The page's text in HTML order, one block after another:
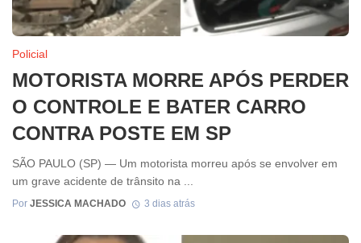
Policial
MOTORISTA MORRE APÓS PERDER
O CONTROLE E BATER CARRO
CONTRA POSTE EM SP
SÃO PAULO (SP) — Um motorista morreu após se envolver em
um grave acidente de trânsito na ...
Por JESSICA MACHADO 3 dias atrás